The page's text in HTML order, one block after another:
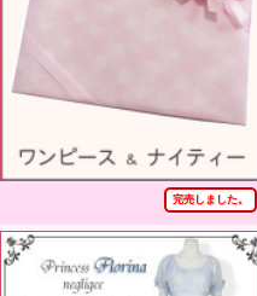
完売しました。